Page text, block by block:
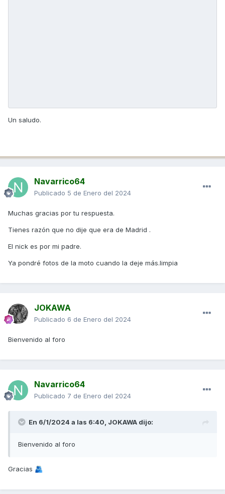
Un saludo.
Navarrico64
Publicado 5 de Enero del 2024
Muchas gracias por tu respuesta.
Tienes razón que no dije que era de Madrid .
El nick es por mi padre.
Ya pondré fotos de la moto cuando la deje más.limpia
JOKAWA
Publicado 6 de Enero del 2024
Bienvenido al foro
Navarrico64
Publicado 7 de Enero del 2024
En 6/1/2024 a las 6:40, JOKAWA dijo:
Bienvenido al foro
Gracias 🫂